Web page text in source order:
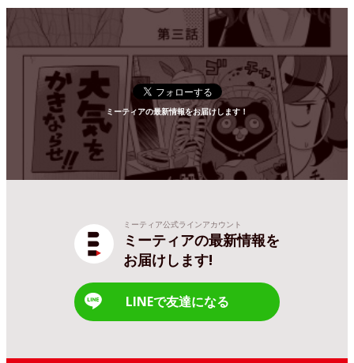
ミーティアの最新情報をお届けします！
ミーティア公式ラインアカウント
ミーティアの最新情報を
お届けします!
LINEで友達になる